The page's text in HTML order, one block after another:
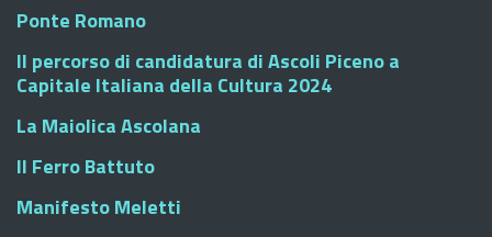
Ponte Romano
Il percorso di candidatura di Ascoli Piceno a
Capitale Italiana della Cultura 2024
La Maiolica Ascolana
Il Ferro Battuto
Manifesto Meletti